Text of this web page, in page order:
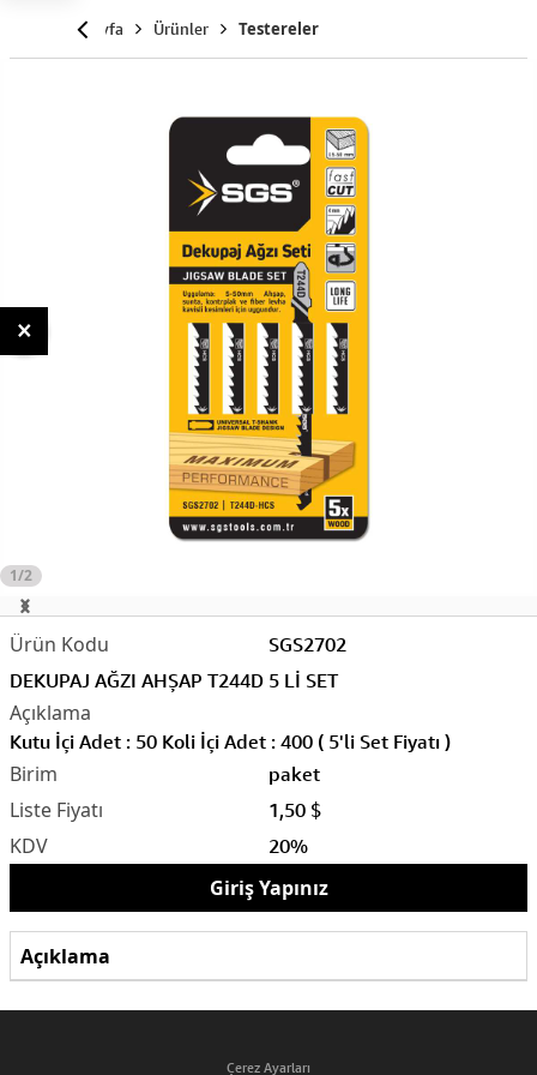
Anasayfa Ürünler Testereler
1/2
SGS2702
DEKUPAJ AĞZI AHŞAP T244D 5 Lİ SET
Kutu İçi Adet : 50 Koli İçi Adet : 400 ( 5'li Set Fiyatı )
paket
1,50 $
20%
Giriş Yapınız
Açıklama
Çerez Ayarları
×